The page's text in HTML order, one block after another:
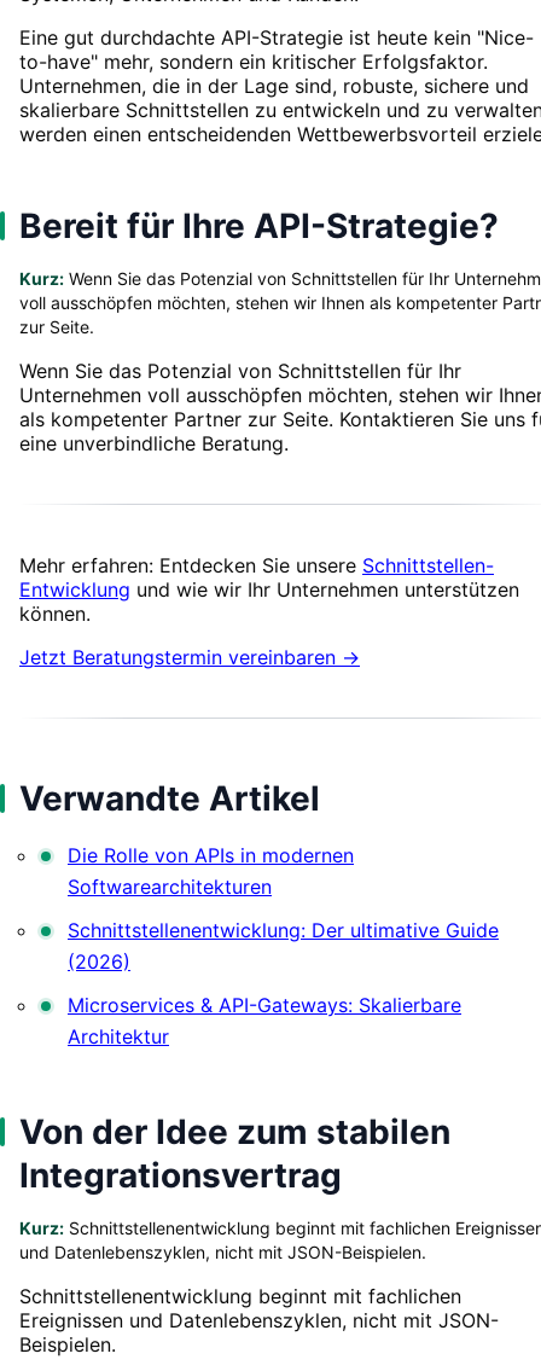
Eine gut durchdachte API-Strategie ist heute kein "Nice-
to-have" mehr, sondern ein kritischer Erfolgsfaktor.
Unternehmen, die in der Lage sind, robuste, sichere und
skalierbare Schnittstellen zu entwickeln und zu
werden einen entscheidenden Wettbewerbsvorteil
Bereit für Ihre API-Strategie?
Kurz: Wenn Sie das Potenzial von Schnittstellen für Ihr
voll ausschöpfen möchten, stehen wir Ihnen als kompetenter
zur Seite.
Wenn Sie das Potenzial von Schnittstellen für Ihr
Unternehmen voll ausschöpfen möchten, stehen wir
als kompetenter Partner zur Seite. Kontaktieren Sie uns
eine unverbindliche Beratung.
Mehr erfahren: Entdecken Sie unsere Schnittstellen-
Entwicklung und wie wir Ihr Unternehmen unterstützen
können.
Jetzt Beratungstermin vereinbaren →
Verwandte Artikel
Die Rolle von APIs in modernen
Softwarearchitekturen
Schnittstellenentwicklung: Der ultimative Guide
(2026)
Microservices & API-Gateways: Skalierbare
Architektur
Von der Idee zum stabilen
Integrationsvertrag
Kurz: Schnittstellenentwicklung beginnt mit fachlichen
und Datenlebenszyklen, nicht mit JSON-Beispielen.
Schnittstellenentwicklung beginnt mit fachlichen
Ereignissen und Datenlebenszyklen, nicht mit JSON-
Beispielen.